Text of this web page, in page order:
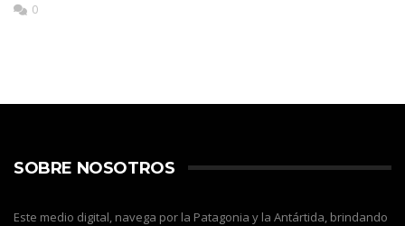
0
SOBRE NOSOTROS
Este medio digital, navega por la Patagonia y la Antártida, brindando